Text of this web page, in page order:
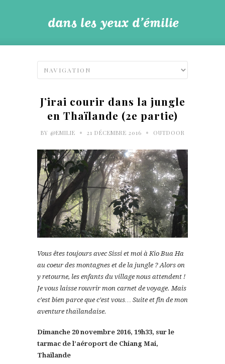
J’irai courir dans la jungle
en Thaïlande (2e partie)
BY @EMILIE • 21 DÉCEMBRE 2016 • OUTDOOR
Vous êtes toujours avec Sissi et moi à Kio Bua Ha
au coeur des montagnes et de la jungle ? Alors on
y retourne, les enfants du village nous attendent !
Je vous laisse rouvrir mon carnet de voyage. Mais
c’est bien parce que c’est vous… Suite et fin de mon
aventure thaïlandaise.
Dimanche 20 novembre 2016, 19h33, sur le
tarmac de l’aéroport de Chiang Mai,
Thaïlande